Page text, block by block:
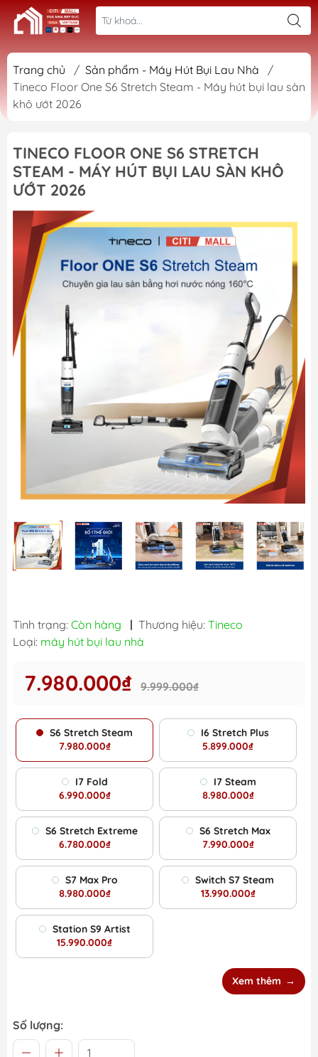
Trang chủ / Sản phẩm - Máy Hút Bụi Lau Nhà
/
Tineco Floor One S6 Stretch Steam - Máy hút bụi lau sàn
khô ướt 2026
TINECO FLOOR ONE S6 STRETCH
STEAM - MÁY HÚT BỤI LAU SÀN KHÔ
ƯỚT 2026
Tình trạng: Còn hàng | Thương hiệu: Tineco
Loại: máy hút bụi lau nhà
7.980.000₫ 9.999.000₫
S6 Stretch Steam
7.980.000₫
I6 Stretch Plus
5.899.000₫
I7 Fold
6.990.000₫
I7 Steam
8.980.000₫
S6 Stretch Extreme
6.780.000₫
S6 Stretch Max
7.990.000₫
S7 Max Pro
8.980.000₫
Switch S7 Steam
13.990.000₫
Station S9 Artist
15.990.000₫
Xem thêm
Số lượng: